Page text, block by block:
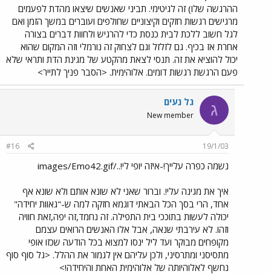
ההרגשה שלו) זה לגיטימי. תביני שאנשים שיצאו מהדת לפעמים
מרגישים רגשות חזקים וקיצוניים שחולפים ועוברים במשך הזמן ואם
לגל חשוב ללכת לבית כנסת כדי להרגיש ולחוות דברים בצורה
אחרת אז בכיף. גם לזלזל וגם לצחוק זה נורמלי וזה המקום שהוא
יכול להוציא את זה. תנסי לצאת מהקטע של מגינת הדת ותראי שלא
פעם הרגשת רגשות דומים. אלוהימית. <הסבר פניך לתייר>
ג גל נעים
New member
19/1/03
#16
נשמה כפרה עלייך!-איזה יופי לי!../images/Emo42.gif
איך את מגינה עלי!. וברור שאני לא שונא אותם ולא שונא אף
אחד, הרי בסך הכל הבאתי דוגמא חזקה למה ש-"גאוות יחידה"
יכולה לעשות בתוככי בית התפילה. זה נחמד,זה יפה,זאת חוויה
וזהו. לא עירבתי שנאה, אבל אלו האנשים הרואים עצמם
מקופחים מבוקר ועד ליל ינסו למצוא בכל הודעה שכזו אופי
מתסיסני ומתרסיני, ולכן עליהם אין לגמור את ההלל. <גל סוף סוף
נחשף לאלוהיותה של אלוהימית האחת והיחידה!>